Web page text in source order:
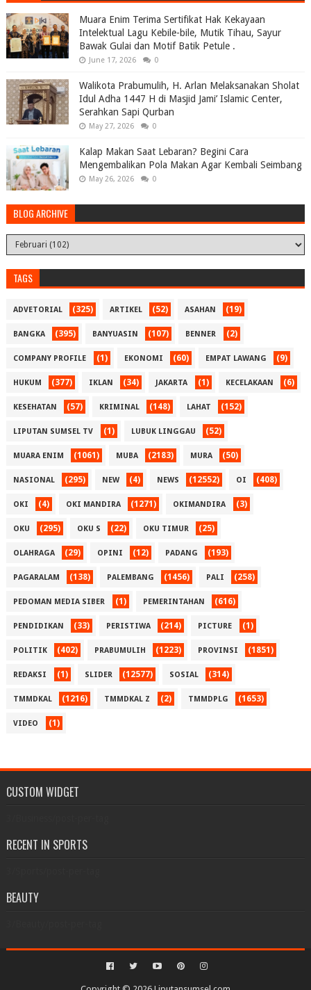
Muara Enim Terima Sertifikat Hak Kekayaan
Intelektual Lagu Kebile-bile, Mutik Tihau, Sayur
Bawak Gulai dan Motif Batik Petule .
June 17, 2026 0
Walikota Prabumulih, H. Arlan Melaksanakan Sholat
Idul Adha 1447 H di Masjid Jami’ Islamic Center,
Serahkan Sapi Qurban
May 27, 2026 0
Kalap Makan Saat Lebaran? Begini Cara
Mengembalikan Pola Makan Agar Kembali Seimbang
May 26, 2026 0
BLOG ARCHIVE
TAGS
ADVETORIAL (325) ARTIKEL (52) ASAHAN (19)
BANGKA (395) BANYUASIN (107) BENNER (2)
COMPANY PROFILE (1) EKONOMI (60) EMPAT LAWANG (9)
HUKUM (377) IKLAN (34) JAKARTA (1) KECELAKAAN (6)
KESEHATAN (57) KRIMINAL (148) LAHAT (152)
LIPUTAN SUMSEL TV (1) LUBUK LINGGAU (52)
MUARA ENIM (1061) MUBA (2183) MURA (50)
NASIONAL (295) NEW (4) NEWS (12552) OI (408)
OKI (4) OKI MANDIRA (1271) OKIMANDIRA (3)
OKU (295) OKU S (22) OKU TIMUR (25)
OLAHRAGA (29) OPINI (12) PADANG (193)
PAGARALAM (138) PALEMBANG (1456) PALI (258)
PEDOMAN MEDIA SIBER (1) PEMERINTAHAN (616)
PENDIDIKAN (33) PERISTIWA (214) PICTURE (1)
POLITIK (402) PRABUMULIH (1223) PROVINSI (1851)
REDAKSI (1) SLIDER (12577) SOSIAL (314)
TMMDKAL (1216) TMMDKAL Z (2) TMMDPLG (1653)
VIDEO (1)
CUSTOM WIDGET
RECENT IN SPORTS
BEAUTY